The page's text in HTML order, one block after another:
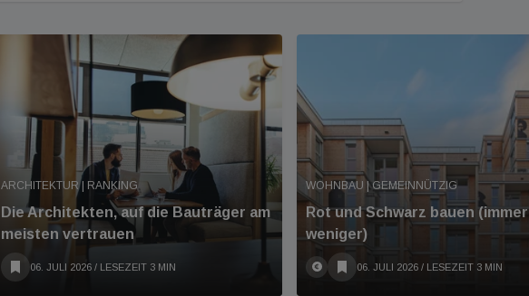
ARCHITEKTUR | RANKING
Die Architekten, auf die Bauträger am
meisten vertrauen
06. JULI 2026 / LESEZEIT 3 MIN
WOHNBAU | GEMEINNÜTZIG
Rot und Schwarz bauen (immer
weniger)
06. JULI 2026 / LESEZEIT 3 MIN